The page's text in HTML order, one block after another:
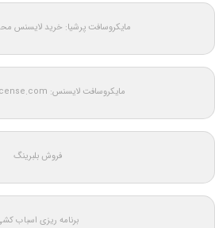
مایکروسافت پرشیا: خرید لایسنس
مایکروسافت لایسنس: MicrosoftLicense.com
فروش بلبرینگ
برنامه ریزی اسباب